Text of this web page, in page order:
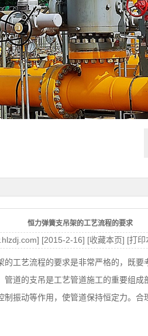
恒力弹簧支吊架的工艺流程的要求
[2015-2-16] [收藏本页] [打印
工艺流程的要求是非常严格的，既
道的支吊是工艺管道施工的重要组
振动等作用，使管道保持恒定力。